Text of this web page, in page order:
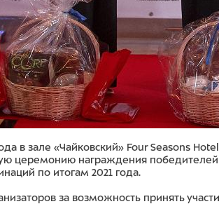
в зале «Чайковский» Four Seasons
церемонию награждения победителей
по итогам 2021 года.
за возможность принять